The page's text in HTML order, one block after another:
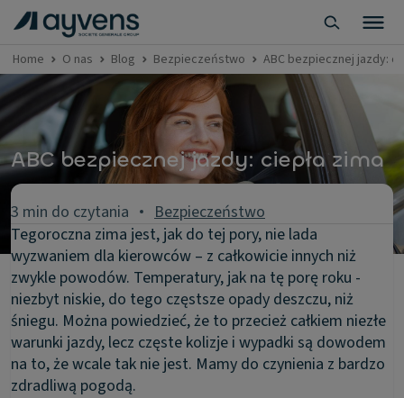
Home O nas Blog Bezpieczeństwo ABC bezpiecznej jazdy:
ABC bezpiecznej jazdy: ciepła zima
3 min do czytania
Bezpieczeństwo
Tegoroczna zima jest, jak do tej pory, nie lada
wyzwaniem dla kierowców – z całkowicie innych niż
zwykle powodów. Temperatury, jak na tę porę roku -
niezbyt niskie, do tego częstsze opady deszczu, niż
śniegu. Można powiedzieć, że to przecież całkiem niezłe
warunki jazdy, lecz częste kolizje i wypadki są dowodem
na to, że wcale tak nie jest. Mamy do czynienia z bardzo
zdradliwą pogodą.